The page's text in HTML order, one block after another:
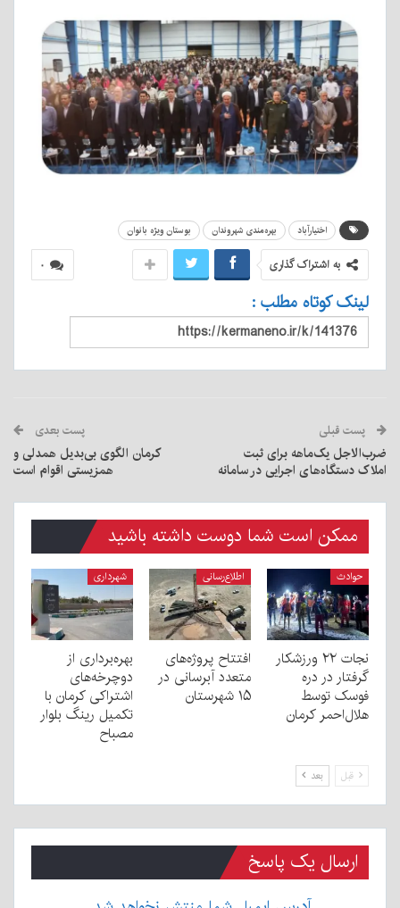
اختیارآباد بهره‌مندی شهروندان بوستان ویژه بانوان
۰ به اشتراک گذاری
لینک کوتاه مطلب :
پست قبلی
ضرب‌الاجل یک‌ماهه برای ثبت
املاک دستگاه‌های اجرایی در سامانه
پست بعدی
کرمان الگوی بی‌بدیل همدلی و
همزیستی اقوام است
ممکن است شما دوست داشته باشید
حوادث
نجات ۲۲ ورزشکار
گرفتار در دره
فوسک توسط
هلال‌احمر کرمان
اطلاع‌رسانی
افتتاح پروژه‌های
متعدد آبرسانی در
۱۵ شهرستان
شهرداری
بهره‌برداری از
دوچرخه‌های
اشتراکی کرمان با
تکمیل رینگ بلوار
مصباح
قبل بعد
ارسال یک پاسخ